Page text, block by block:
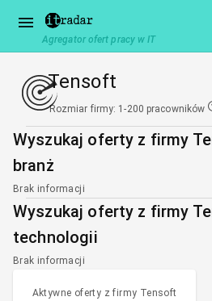
Agregator ofert pracy w IT
Tensoft
Rozmiar firmy: 1-200 pracowników
Wyszukaj oferty z firmy
branż
Brak informacji
Wyszukaj oferty z firmy
technologii
Brak informacji
Aktywne oferty z firmy Tensoft